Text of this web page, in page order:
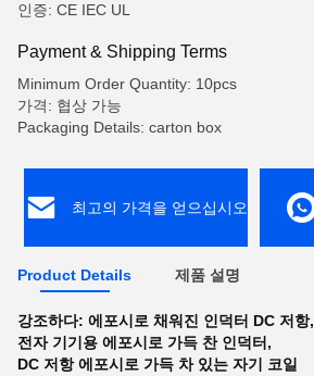
인증: CE IEC UL
Payment & Shipping Terms
Minimum Order Quantity: 10pcs
가격: 협상 가능
Packaging Details: carton box
최고의 가격을 얻으십시오
Product Details 제품 설명
강조하다: 에포시로 채워진 인덕터 DC 저항,
전자 기기용 에포시로 가득 찬 인덕터 ,
DC 저항 에포시로 가득 차 있는 자기 코일